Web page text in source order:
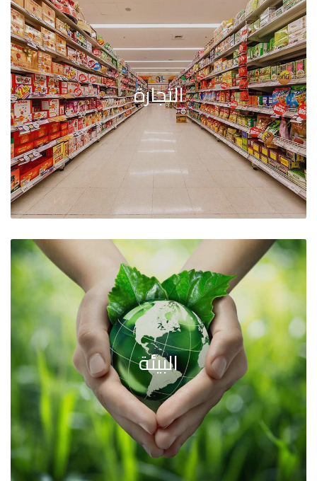
التجارة
البيئة